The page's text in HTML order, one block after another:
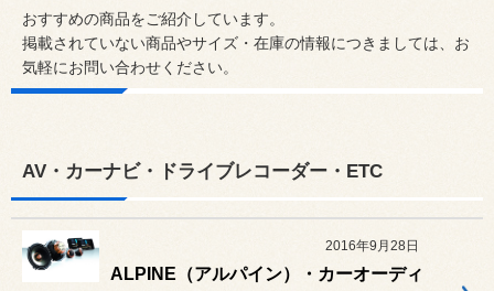
おすすめの商品をご紹介しています。
掲載されていない商品やサイズ・在庫の情報につきましては、お
気軽にお問い合わせください。
AV・カーナビ・ドライブレコーダー・ETC
2016年9月28日
ALPINE（アルパイン）・カーオーディ